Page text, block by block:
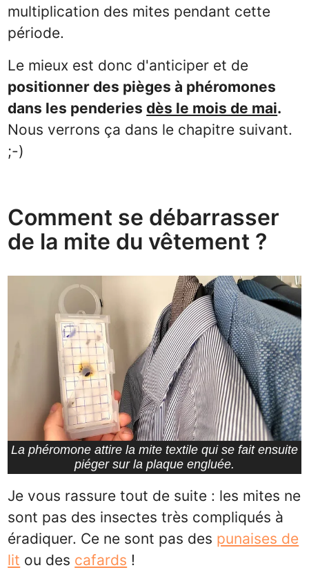
multiplication des mites pendant cette
période.
Le mieux est donc d'anticiper et de
positionner des pièges à phéromones
dans les penderiesdès le mois de mai.
Nous verrons ça dans le chapitre suivant.
;-)
Comment se débarrasser
de la mite du vêtement ?
La phéromone attire la mite textile qui se fait ensuite
piéger sur la plaque engluée.
Je vous rassure tout de suite : les mites ne
sont pas des insectes très compliqués à
éradiquer. Ce ne sont pas des punaises de
lit ou des cafards !